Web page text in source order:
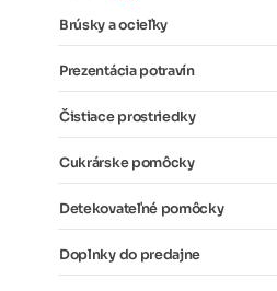
Brúsky a ocieľky
Prezentácia potravín
Čistiace prostriedky
Cukrárske pomôcky
Detekovateľné pomôcky
Doplnky do predajne